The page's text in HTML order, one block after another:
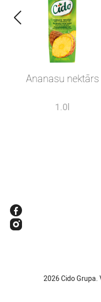
Ananasu nektārs
1.0l
2026 Cido Grupa.